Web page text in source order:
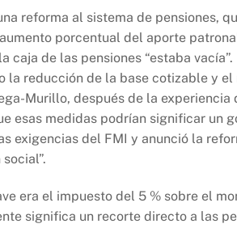
reforma al sistema de pensiones,
porcentual del aporte
caja de las pensiones “estaba
la reducción de la base cotizable y
Murillo, después de la
esas medidas podrían significar un
exigencias del FMI y anunció la
era el impuesto del 5 % sobre el
significa un recorte directo a las